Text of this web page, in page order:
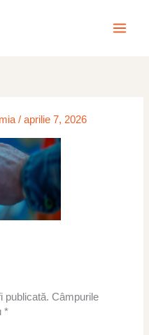
/aprilie 7, 2026
publicată. Câmpurile
*